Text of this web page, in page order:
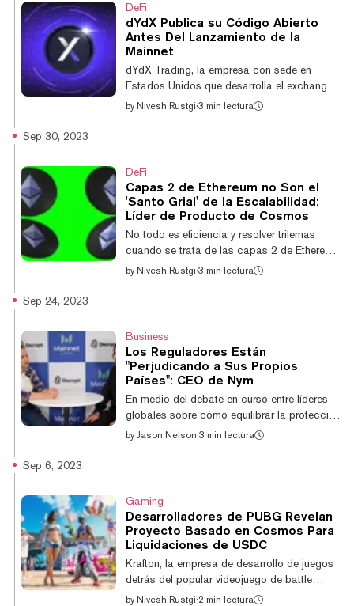
día, hasta su valor actual de $9,29, según
CoinGecko. La Propuesta 848 fue aprobada
con el 41,1% del poder de voto de la red
frente al 31,9% en contra, con un 6,6%
votando por un veto y un 20,4%
DeFi
dYdX Publica su Código Abierto
Antes Del Lanzamiento de la
Mainnet
dYdX Trading, la empresa con sede en
Estados Unidos que desarrolla el exchange
descentralizado de derivados dYdX, lanzó
exchange de derivados. Antonio Juliano,
fundador y CEO de dYdX Trading, dijo en un
comunicado que "Con dYdX Chain, dYdX
brinda transparencia y seguridad al
comercio de derivados con un exchange que
es administrado únicamen...
by Nivesh Rustgi·3 min lectura
Sep 30, 2023
DeFi
Capas 2 de Ethereum no Son el
'Santo Grial' de la Escalabilidad:
Líder de Producto de Cosmos
No todo es eficiencia y resolver trilemas
cuando se trata de las capas 2 de Ethereum.
Susannah Evans, líder de producto detrás
liquidez", refiriéndose a la separación de las
piscinas de liquidez en varias redes sin una
solución para la interoperabilidad. "Las
capas 2 no son el Santo Grial", dijo. "Cada
ecosistema de capa 2 es un...
by Nivesh Rustgi·3 min lectura
Sep 24, 2023
Business
Los Reguladores Están
"Perjudicando a Sus Propios
Países": CEO de Nym
En medio del debate en curso entre líderes
globales sobre cómo equilibrar la protección
de los ciudadanos contra estafas,
Nym, Harry Halpin, cree que debe haber un
equilibrio entre la privacidad, la
ciberseguridad y el cumplimiento normativo,
enfatizando que algunos políticos están
obstaculizando el camino a la innovación.
"En última insta...
by Jason Nelson·3 min lectura
Sep 6, 2023
Gaming
Desarrolladores de PUBG Revelan
Proyecto Basado en Cosmos Para
Liquidaciones de USDC
Krafton, la empresa de desarrollo de juegos
detrás del popular videojuego de battle
royale PUBG: Battlegrounds
by Nivesh Rustgi·2 min lectura